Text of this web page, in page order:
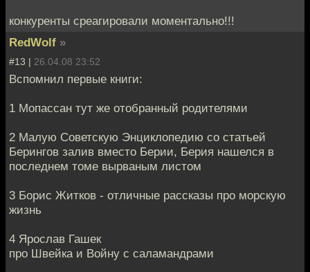
конкуренты среагировали моментально!!!
RedWolf »
#13 | 26.04.08 23:52
Вспомнил первые книги:
1 Мопассан тут же отобранный родителями
2 Малую Советскую Энциклопедию со статьей
Берингов залив вместо Берии, Берия нашелся в
последнем томе вырваным листом
3 Борис Житков - отличные рассказы про морскую
жизнь
4 Ярослав Гашек
про Швейка и Войну с саламандрами